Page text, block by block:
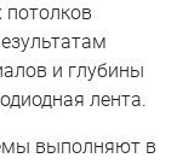
потолков
и глубины
лента.
выполняют в